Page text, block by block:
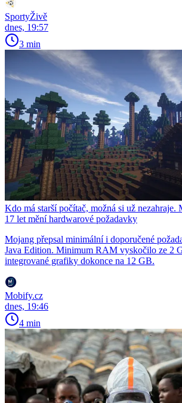
SportyŽivě
dnes, 19:57
3 min
Kdo má starší počítač, možná si už nezahraje.
17 let mění hardwarové požadavky
Mojang přepsal minimální i doporučené
Java Edition. Minimum RAM vyskočilo ze 2
integrované grafiky dokonce na 12 GB.
Mobify.cz
dnes, 19:46
4 min